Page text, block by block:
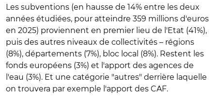
Les subventions (en hausse de 14% entre les deux
années étudiées, pour atteindre 359 millions d'euros
en 2025) proviennent en premier lieu de l'Etat (41%),
puis des autres niveaux de collectivités – régions
(8%), départements (7%), bloc local (8%). Restent les
fonds européens (3%) et l'apport des agences de
l'eau (3%). Et une catégorie "autres" derrière laquelle
on trouvera par exemple l'apport des CAF.